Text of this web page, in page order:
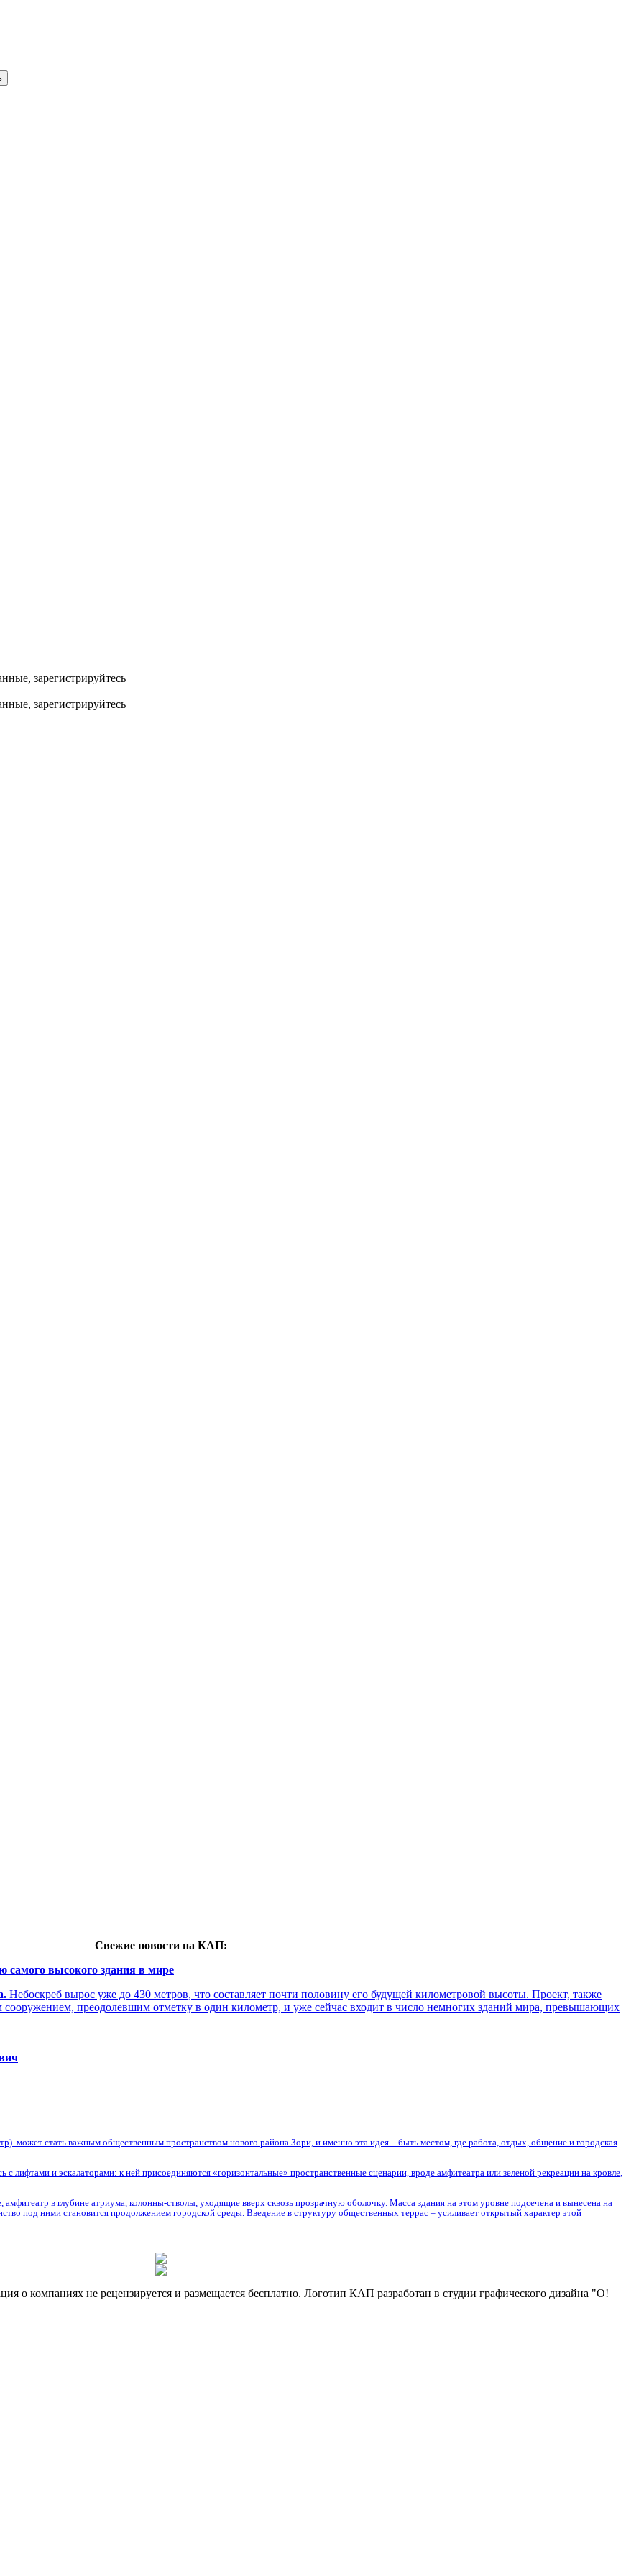
зарегистрируйтесь
зарегистрируйтесь
Свежие новости на КАП:
самого высокого здания в мире
Небоскреб вырос уже до 430 метров, что составляет почти половину его будущей километровой высоты. Проект, также
сооружением, преодолевшим отметку в один километр, и уже сейчас входит в число немногих зданий мира, превышающих
может стать важным общественным пространством нового района Зори, и именно эта идея – быть местом, где работа, отдых, общение и городская
лифтами и эскалаторами: к ней присоединяются «горизонтальные» пространственные сценарии, вроде амфитеатра или зеленой рекреации на кровле,
в глубине атриума, колонны-стволы, уходящие вверх сквозь прозрачную оболочку. Масса здания на этом уровне подсечена и вынесена на
под ними становится продолжением городской среды. Введение в структуру общественных террас – усиливает открытый характер этой
компаниях не рецензируется и размещается бесплатно. Логотип КАП разработан в студии графического дизайна "О!